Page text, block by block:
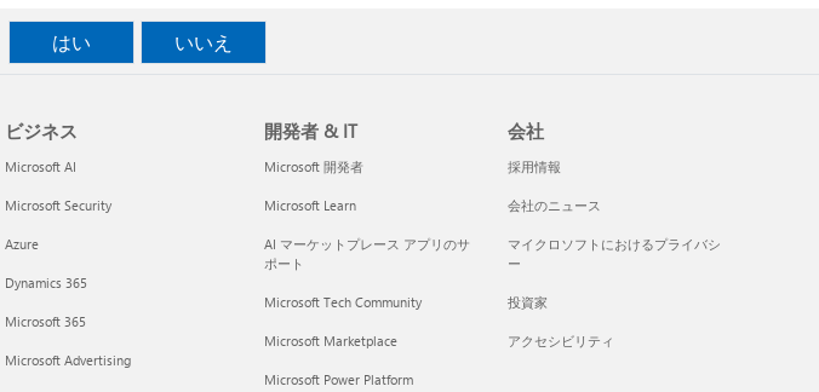
はい いいえ
ビジネス
Microsoft AI
Microsoft Security
Azure
Dynamics 365
Microsoft 365
Microsoft Advertising
開発者 & IT
Microsoft 開発者
Microsoft Learn
AI マーケットプレース アプリのサ
ポート
Microsoft Tech Community
Microsoft Marketplace
Microsoft Power Platform
会社
採用情報
会社のニュース
マイクロソフトにおけるプライバシ
ー
投資家
アクセシビリティ